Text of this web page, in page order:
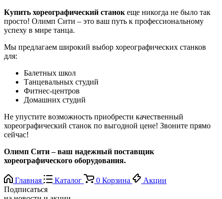
Купить хореографический станок еще никогда не было так
просто! Олимп Сити – это ваш путь к профессиональному
успеху в мире танца.
Мы предлагаем широкий выбор хореографических станков
для:
Балетных школ
Танцевальных студий
Фитнес-центров
Домашних студий
Не упустите возможность приобрести качественный
хореографический станок по выгодной цене! Звоните прямо
сейчас!
Олимп Сити – ваш надежный поставщик
хореографического оборудования.
Главная Каталог 0 Корзина
Акции
Подписаться